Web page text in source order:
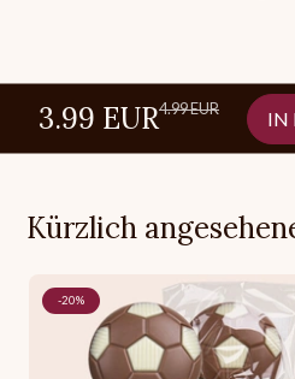
3.99 EUR4.99 EUR IN
Kürzlich
-20%